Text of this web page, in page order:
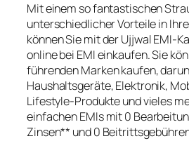
Mit einem so fantastischen
unterschiedlicher Vorteile in
können Sie mit der Ujjwal EMI-
online bei EMI einkaufen. Sie
führenden Marken kaufen,
Haushaltsgeräte, Elektronik,
Lifestyle-Produkte und vieles
einfachen EMIs mit 0
Zinsen** und 0